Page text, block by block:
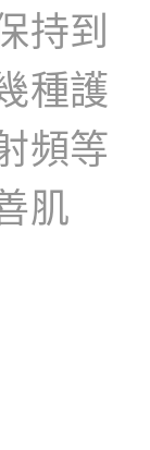
持到
種護
頻等
肌